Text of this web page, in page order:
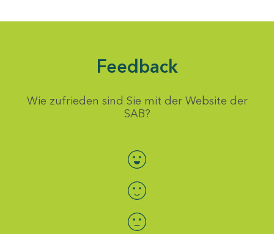
Feedback
Wie zufrieden sind Sie mit der Website der
SAB?
Bewertung auswählen